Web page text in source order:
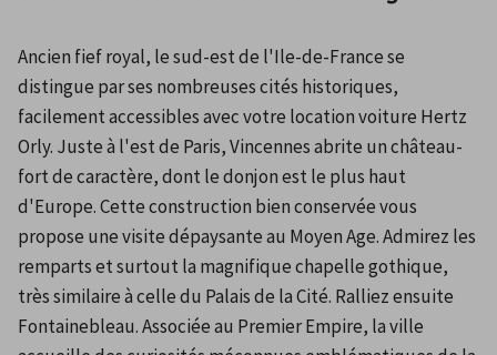
Ancien fief royal, le sud-est de l'Ile-de-France se
distingue par ses nombreuses cités historiques,
facilement accessibles avec votre location voiture Hertz
Orly. Juste à l'est de Paris, Vincennes abrite un château-
fort de caractère, dont le donjon est le plus haut
d'Europe. Cette construction bien conservée vous
propose une visite dépaysante au Moyen Age. Admirez les
remparts et surtout la magnifique chapelle gothique,
très similaire à celle du Palais de la Cité. Ralliez ensuite
Fontainebleau. Associée au Premier Empire, la ville